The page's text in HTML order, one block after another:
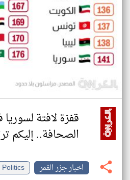
قفزة لافتة
الصحافة.. إليكم
اخبار جزر القمر
Politics